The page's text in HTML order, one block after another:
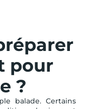
pour
?
balade. Certains